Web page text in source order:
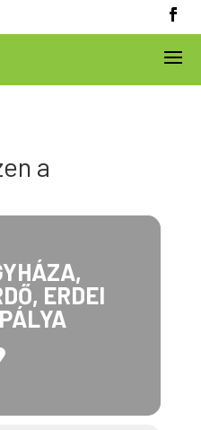
a
ERDEI